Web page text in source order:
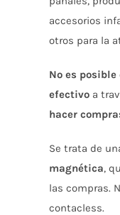
accesorios
otros para la
No es posible
efectivoa
hacer
Se trata de
magnética,
las compras.
contacless.